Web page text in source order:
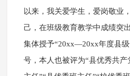
以来，我关爱学生，爱岗敬业
己，在班级教育教学中成绩突
集体授予“20xx—20xx年度县
号，本人也被评为“县优秀共产